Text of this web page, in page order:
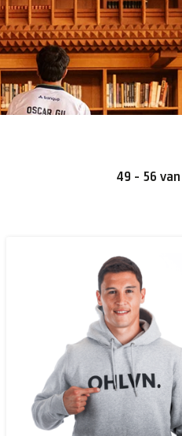
49 - 56